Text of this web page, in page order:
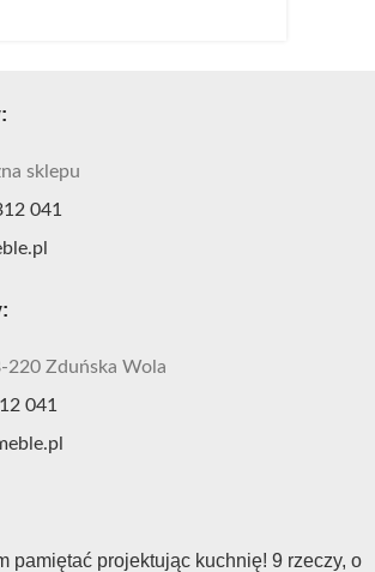
sklepu
041
220 Zduńska Wola
041
pamiętać projektując kuchnię! 9 rzeczy, o